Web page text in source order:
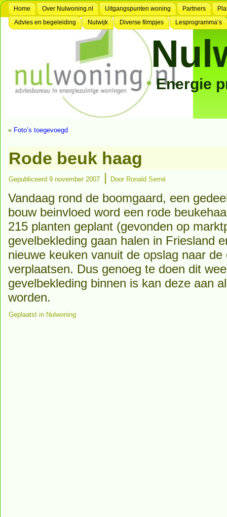
Home Over Nulwoning.nl Uitgangspunten woning Partners
Advies en begeleiding
Nulwijk Diverse filmpjes Lesprogramma’s
Energie
« Foto’s toegevoegd
Rode beuk haag
Gepubliceerd 9 november 2007 | Door Ronald Serné
Vandaag rond de boomgaard, een
bouw beinvloed word een rode
215 planten geplant (gevonden op
gevelbekleding gaan halen in Friesland
nieuwe keuken vanuit de opslag naar
verplaatsen. Dus genoeg te doen dit
gevelbekleding binnen is kan deze aan
worden.
Geplaatst in Nulwoning